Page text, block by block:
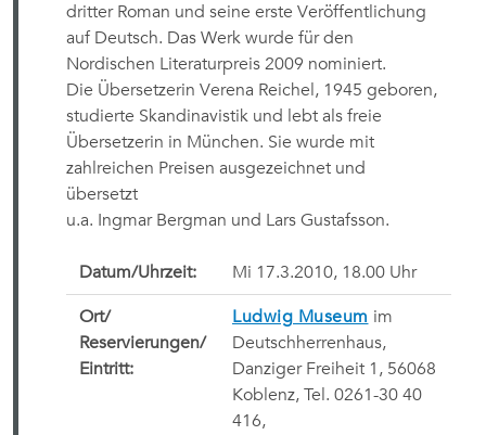
dritter Roman und seine erste Veröffentlichung
auf Deutsch. Das Werk wurde für den
Nordischen Literaturpreis 2009 nominiert.
Die Übersetzerin Verena Reichel, 1945 geboren,
studierte Skandinavistik und lebt als freie
Übersetzerin in München. Sie wurde mit
zahlreichen Preisen ausgezeichnet und
übersetzt
u.a. Ingmar Bergman und Lars Gustafsson.
Datum/Uhrzeit: Mi 17.3.2010, 18.00 Uhr
Ort/
Reservierungen/
Eintritt:
Ludwig Museum im
Deutschherrenhaus,
Danziger Freiheit 1, 56068
Koblenz, Tel. 0261-30 40
416,